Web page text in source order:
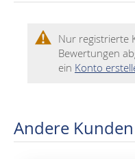
Nur registrierte
Bewertungen
ein Konto
Andere